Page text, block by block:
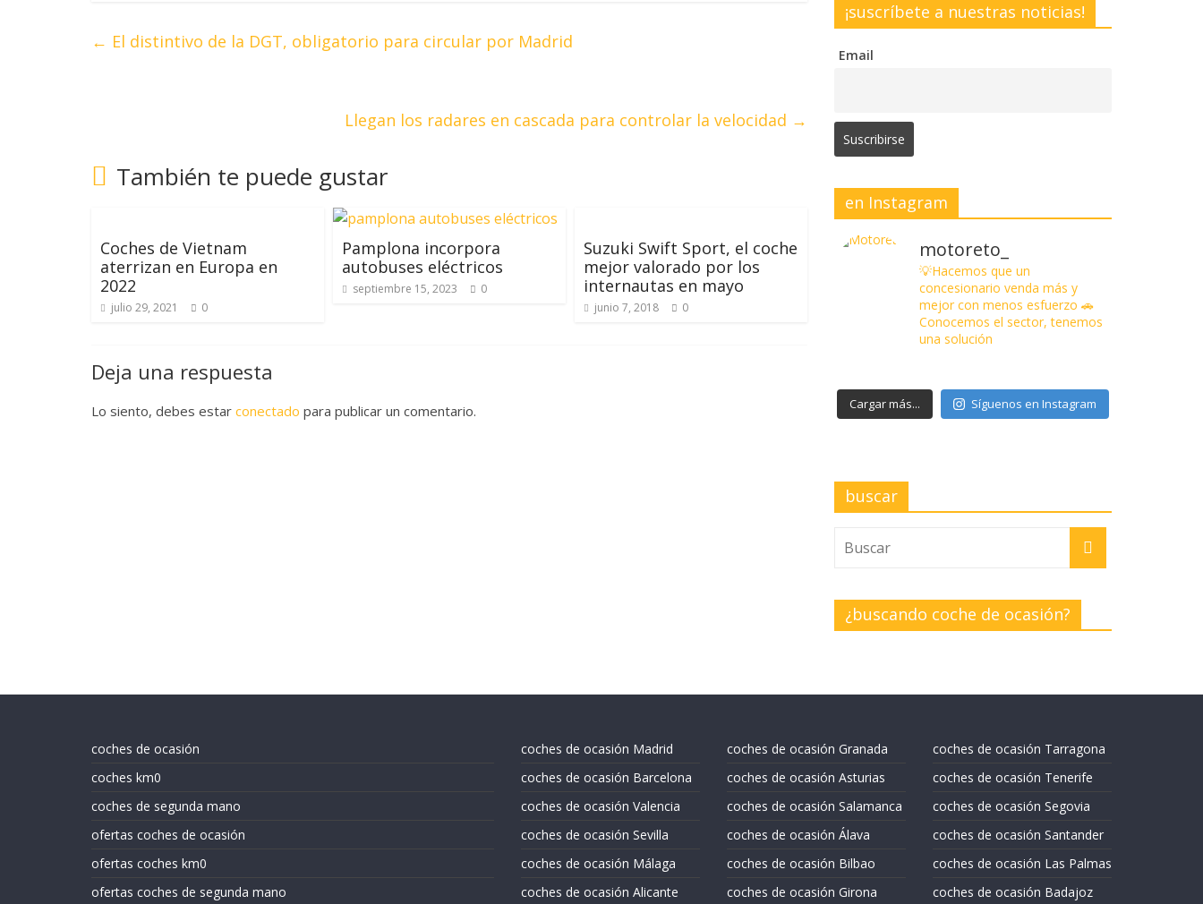
← El distintivo de la DGT, obligatorio para circular por Madrid
Llegan los radares en cascada para controlar la velocidad →
También te puede gustar
Coches de Vietnam
aterrizan en Europa en
2022
julio 29, 2021 0
Pamplona incorpora
autobuses eléctricos
septiembre 15, 2023 0
Suzuki Swift Sport, el coche
mejor valorado por los
internautas en mayo
junio 7, 2018 0
Deja una respuesta
Lo siento, debes estar conectado para publicar un comentario.
¡suscríbete a nuestras noticias!
Email
en Instagram
motoreto_
💡Hacemos que un
concesionario venda más y
mejor con menos esfuerzo 🚗
Conocemos el sector, tenemos
una solución
Cargar más... Síguenos en Instagram
buscar
¿buscando coche de ocasión?
coches de ocasión
coches km0
coches de segunda mano
ofertas coches de ocasión
ofertas coches km0
ofertas coches de segunda mano
coches de ocasión Madrid
coches de ocasión Barcelona
coches de ocasión Valencia
coches de ocasión Sevilla
coches de ocasión Málaga
coches de ocasión Alicante
coches de ocasión Granada
coches de ocasión Asturias
coches de ocasión Salamanca
coches de ocasión Álava
coches de ocasión Bilbao
coches de ocasión Girona
coches de ocasión Tarragona
coches de ocasión Tenerife
coches de ocasión Segovia
coches de ocasión Santander
coches de ocasión Las Palmas
coches de ocasión Badajoz